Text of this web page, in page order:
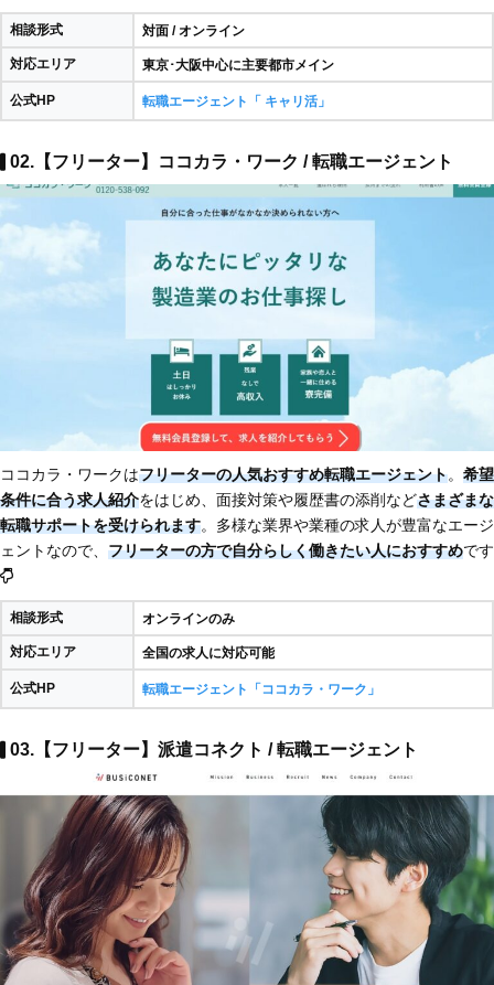
相談形式 対面 / オンライン
対応エリア 東京･大阪中心に主要都市メイン
公式HP 転職エージェント「 キャリ活」
02.【フリーター】ココカラ・ワーク / 転職エージェント
ココカラ・ワークはフリーターの人気おすすめ転職エージェント。 希望
条件に合う求人紹介をはじめ、面接対策や履歴書の添削などさまざまな
転職サポートを受けられます。多様な業界や業種の求人が豊富なエージ
ェントなので、 フリーターの方で自分らしく働きたい人におすすめです
相談形式 オンラインのみ
対応エリア 全国の求人に対応可能
公式HP 転職エージェント「ココカラ・ワーク」
03.【フリーター】派遣コネクト / 転職エージェント